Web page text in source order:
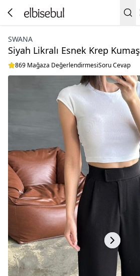
SWANA
Siyah Likralı Esnek Krep
869 Mağaza DeğerlendirmesiSoru Cevap